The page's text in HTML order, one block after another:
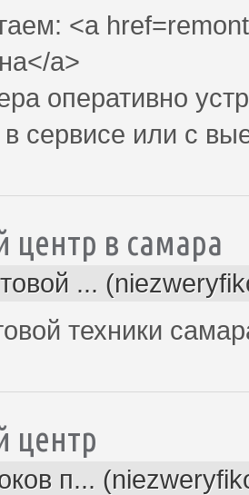
<a
a>
оперативно
в сервисе или с
центр в самара
...
техники
центр
п...